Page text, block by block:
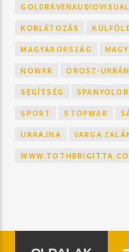
GOLDRAVENAUDIOVISUAL
KORLÁTOZÁS
MAGYARORSZÁG
NOWAR OROSZ-
SEGÍTSÉG
SPORT STOPWAR
UKRAJNA VARGA